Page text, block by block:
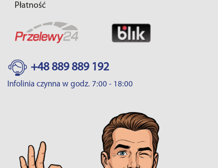
Płatność
+48 889 889 192
Infolinia czynna w godz. 7:00 - 18:00